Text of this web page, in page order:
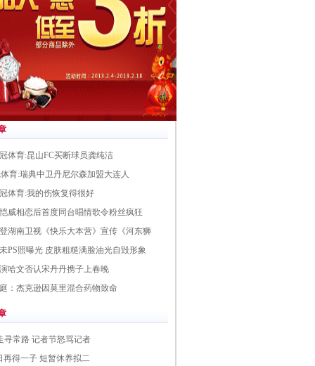
体育:昆山FC买断球员龚纯洁
育:瑞典中卫丹尼尔森加盟大连人
体育:我的伤恢复得很好
威相恋后首度同台唱情歌令粉丝疯狂
湖南卫视《快乐大本营》宣传《河东狮
PS照曝光 皮肤粗糙满脸油光自毁形象
哈文否认宋丹丹携子上春晚
：杰克逊因莫里混合药物致命
寻常路 记者节怒骂记者
再得一子 短暂休养拟二